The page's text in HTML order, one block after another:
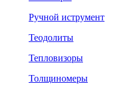
Ручной иструмент
Теодолиты
Тепловизоры
Толщиномеры